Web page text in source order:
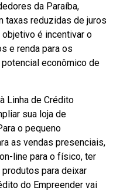
da Paraíba,
taxas reduzidas de juros
é incentivar o
e renda para os
econômico de
Linha de Crédito
sua loja de
o pequeno
as vendas presenciais,
line para o físico, ter
para deixar
do Empreender vai